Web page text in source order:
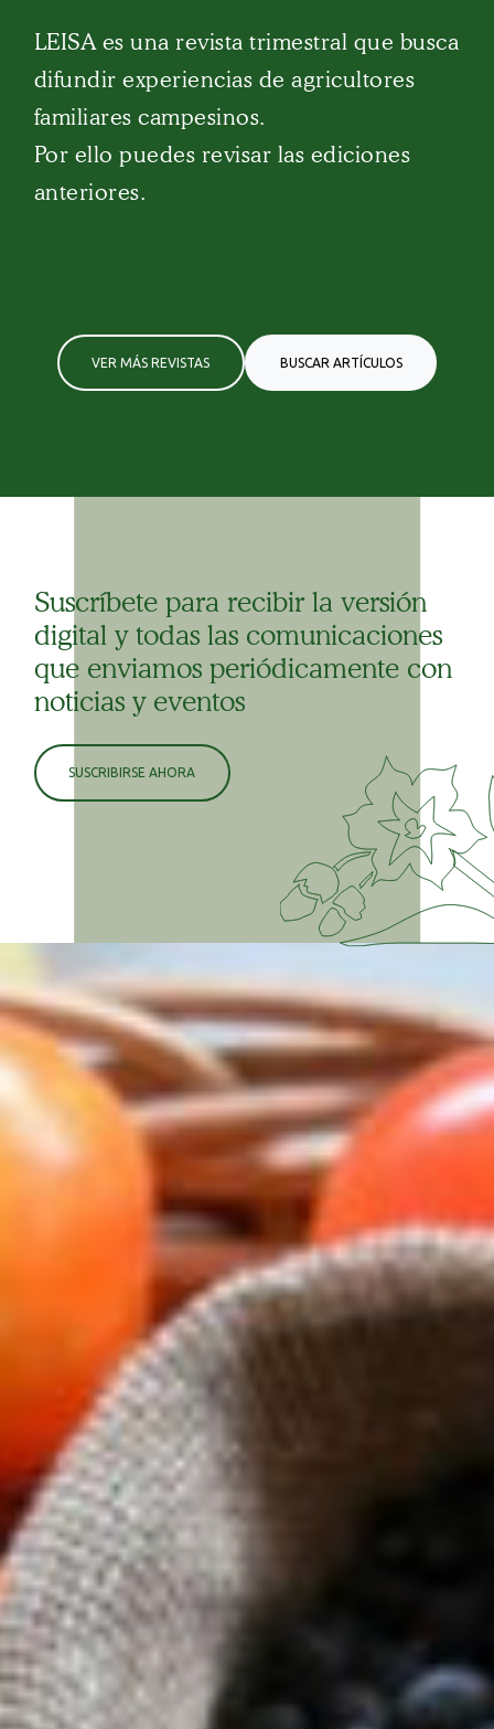
LEISA es una revista trimestral que busca
difundir experiencias de agricultores
familiares campesinos.
Por ello puedes revisar las ediciones
anteriores.
VER MÁS REVISTAS BUSCAR ARTÍCULOS
Suscríbete para recibir la versión
digital y todas las comunicaciones
que enviamos periódicamente con
noticias y eventos
SUSCRIBIRSE AHORA